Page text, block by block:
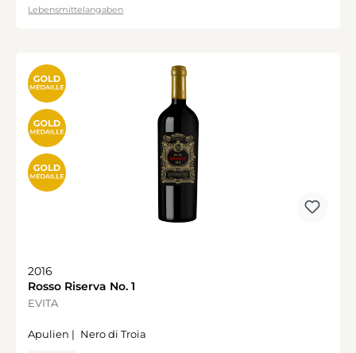
Lebensmittelangaben
2016
Rosso Riserva No. 1
EVITA
Apulien | Nero di Troia